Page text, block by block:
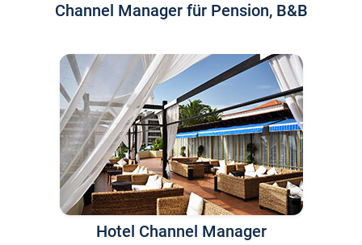
Channel Manager für Pension, B&B
Hotel Channel Manager